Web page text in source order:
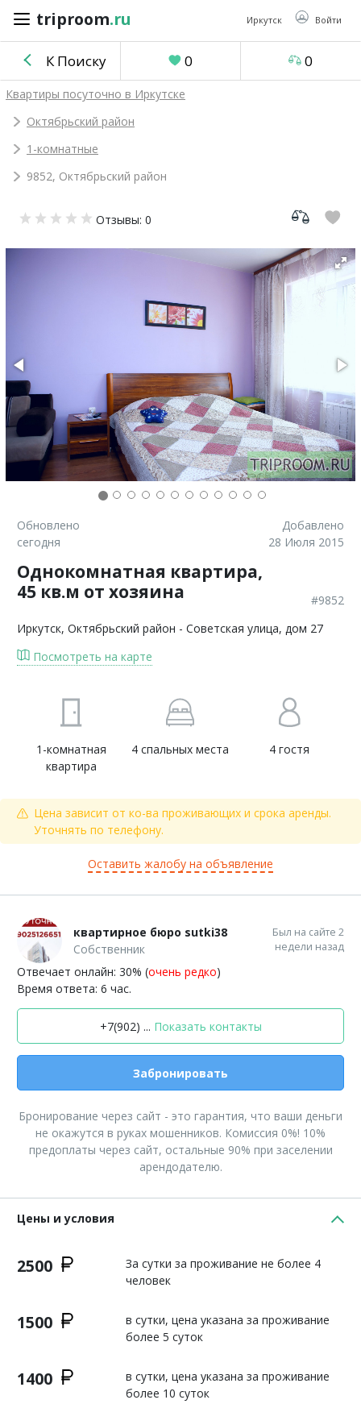
triproom.ru Иркутск Войти
triproom .ru
Российский
Войти / Зарегистрироваться
объявление
К Поиску 0 0
Квартиры посуточно в Иркутске
Октябрьский район
1-комнатные
9852, Октябрьский район
Отзывы: 0
Обновлено
сегодня
Добавлено
28 Июля 2015
Однокомнатная квартира,
45 кв.м от хозяина
#9852
Иркутск, Октябрьский район - Советская улица, дом 27
Посмотреть на карте
1-комнатная
квартира
4 спальных места 4 гостя
Цена зависит от ко-ва проживающих и срока аренды.
Уточнять по телефону.
Оставить жалобу на объявление
квартирное бюро sutki38
Собственник
Был на сайте 2
недели назад
Отвечает онлайн: 30% (очень редко)
Время ответа: 6 час.
+7(902) ... Показать контакты
Забронировать
Бронирование через сайт - это гарантия, что ваши деньги
не окажутся в руках мошенников. Комиссия 0%! 10%
предоплаты через сайт, остальные 90% при заселении
арендодателю.
Цены и условия
2500
За сутки за проживание не более 4
человек
1500
в сутки, цена указана за проживание
более 5 суток
1400
в сутки, цена указана за проживание
более 10 суток